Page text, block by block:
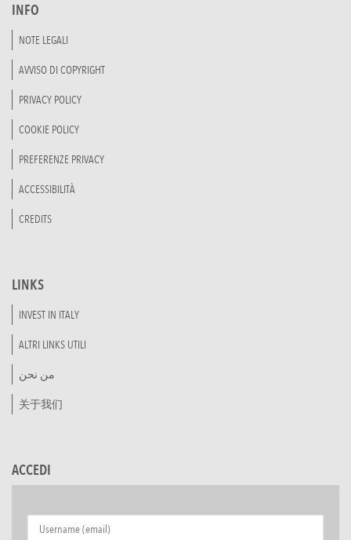
INFO
NOTE LEGALI
AVVISO DI COPYRIGHT
PRIVACY POLICY
COOKIE POLICY
PREFERENZE PRIVACY
ACCESSIBILITÀ
CREDITS
LINKS
INVEST IN ITALY
ALTRI LINKS UTILI
من نحن
关于我们
ACCEDI